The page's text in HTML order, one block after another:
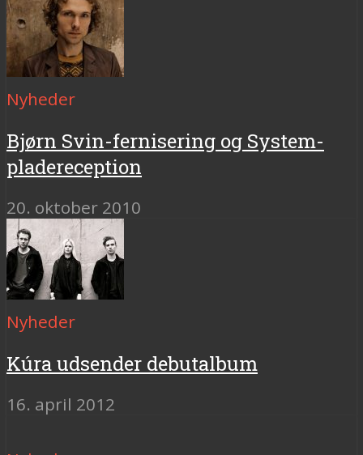
Nyheder
Bjørn Svin-fernisering og System-
pladereception
20. oktober 2010
Nyheder
Kúra udsender debutalbum
16. april 2012